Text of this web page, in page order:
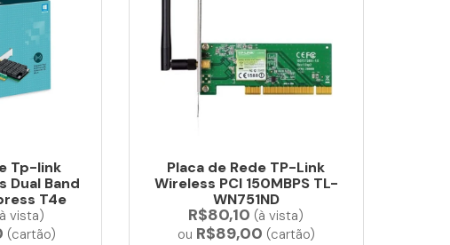
Tp-link
Dual Band
T4e
vista)
(cartão)
Placa de Rede TP-Link
Wireless PCI 150MBPS TL-
WN751ND
R$80,10 (à vista)
ou R$89,00 (cartão)